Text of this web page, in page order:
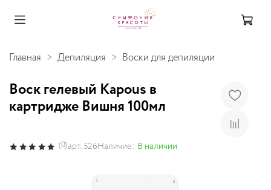
Главная Депиляция Воски для депиляции
Воск гелевый Kapous в
картридже Вишня 100мл
(0)арт.526Наличие: В наличии